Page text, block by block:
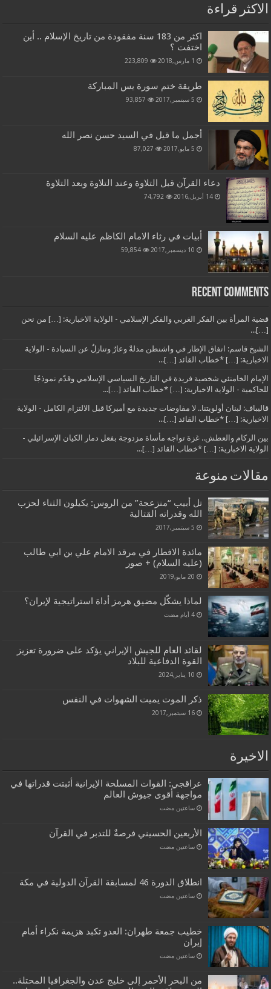
الاكثر قراءة
اكثر من 183 سنة مفقودة من تاريخ الإسلام .. أين
اختفت ؟
1 مارس,2018 223,809
طريقة ختم سورة يس المباركة
5 سبتمبر,2017 93,857
أجمل ما قيل في السيد حسن نصر الله
5 مايو,2017 87,027
دعاء القرآن قبل التلاوة وعند التلاوة وبعد التلاوة
14 أبريل,2016 74,792
أبيات في رثاء الامام الكاظم عليه السلام
10 ديسمبر,2017 59,854
Recent Comments
قضية المرأة بين الفكر الغربي والفكر الإسلامي - الولاية الاخبارية: […] من نحن
[…]...
الشيخ قاسم: اتفاق الإطار في واشنطن مذلةٌ وعارٌ وتنازلٌ عن السيادة - الولاية
الاخبارية: […] *خطاب القائد […]...
الإمام الخامنئي شخصية فريدة في التاريخ السياسي الإسلامي وقدّم نموذجًا
للحاكمية - الولاية الاخبارية: […] *خطاب القائد […]...
قاليباف: لبنان أولويتنا.. لا مفاوضات جديدة مع أميركا قبل الالتزام الكامل - الولاية
الاخبارية: […] *خطاب القائد […]...
بين الركام والعطش.. غزة تواجه مأساة مزدوجة بفعل دمار الكيان الإسرائيلي -
الولاية الاخبارية: […] *خطاب القائد […]...
مقالات منوعة
تل أبيب “منزعجة” من الروس: يكيلون الثناء لحزب
الله وقدراته القتالية
5 سبتمبر,2017
مائدة الافطار في مرقد الامام علي بن ابي طالب
(عليه السلام) + صور
20 مايو,2019
لماذا يشكّل مضيق هرمز أداة استراتيجية لإيران؟
‏4 أيام مضت
لقائد العام للجيش الإيراني يؤكد على ضرورة تعزيز
القوة الدفاعية للبلاد
10 يناير,2024
ذكر الموت يميت الشهوات في النفس
16 سبتمبر,2017
الاخيرة
عراقجي: القوات المسلحة الإيرانية أثبتت قدراتها في
مواجهة أقوى جيوش العالم
‏ساعتين مضت
الأربعين الحسيني فرصةٌ للتدبر في القرآن
‏ساعتين مضت
انطلاق الدورة 46 لمسابقة القرآن الدولية في مكة
‏ساعتين مضت
خطيب جمعة طهران: العدو تكبد هزيمة نكراء أمام
إيران
‏ساعتين مضت
من البحر الأحمر إلى خليج عدن والجغرافيا المحتلة..